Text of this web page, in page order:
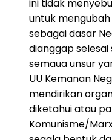
ini tidak
untuk
sebagai dasar
dianggap
semaua unsur
UU Kemanan
mendirikan
diketahui atau
Komunisme/